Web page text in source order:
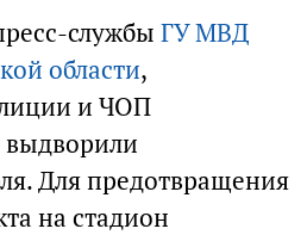
службы ГУ МВД
области,
и ЧОП
выдворили
Для предотвращения
на стадион